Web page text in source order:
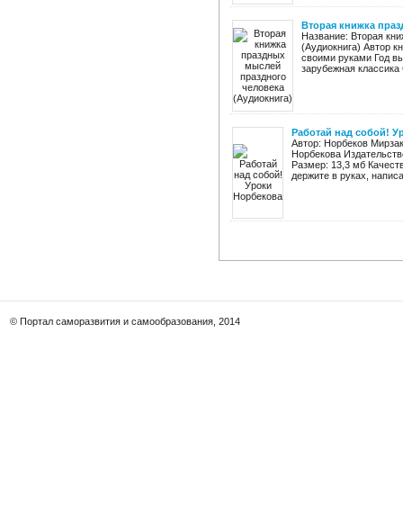
Вторая книжка
Название: Вторая
(Аудиокнига) Автор
своими руками Год
зарубежная
Работай над собой!
Автор: Норбеков
Норбекова
Размер: 13,3 мб
держите в руках,
© Портал саморазвития и самообразования, 2014